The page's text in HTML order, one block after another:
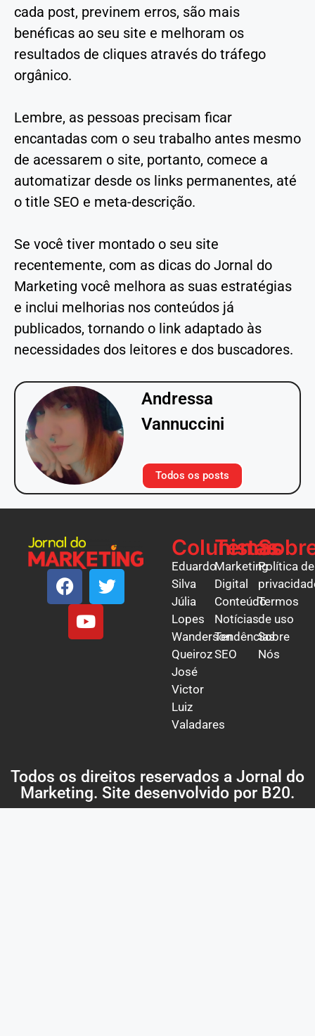
cada post, previnem erros, são mais
benéficas ao seu site e melhoram os
resultados de cliques através do tráfego
orgânico.
Lembre, as pessoas precisam ficar
encantadas com o seu trabalho antes mesmo
de acessarem o site, portanto, comece a
automatizar desde os links permanentes, até
o title SEO e meta-descrição.
Se você tiver montado o seu site
recentemente, com as dicas do Jornal do
Marketing você melhora as suas estratégias
e inclui melhorias nos conteúdos já
publicados, tornando o link adaptado às
necessidades dos leitores e dos buscadores.
Andressa
Vannuccini
Todos os posts
Colunistas
Eduardo
Silva
Júlia
Lopes
Wanderson
Queiroz
José
Victor
Luiz
Valadares
Temas
Marketing
Digital
Conteúdo
Notícias
Tendências
SEO
Política de
Termos
de uso
Sobre
Nós
Todos os direitos reservados a Jornal do
Marketing. Site desenvolvido por B20.